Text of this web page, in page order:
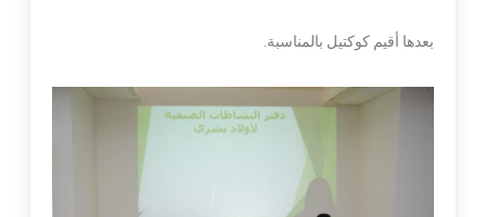
بعدها أقيم كوكتيل بالمناسبة.